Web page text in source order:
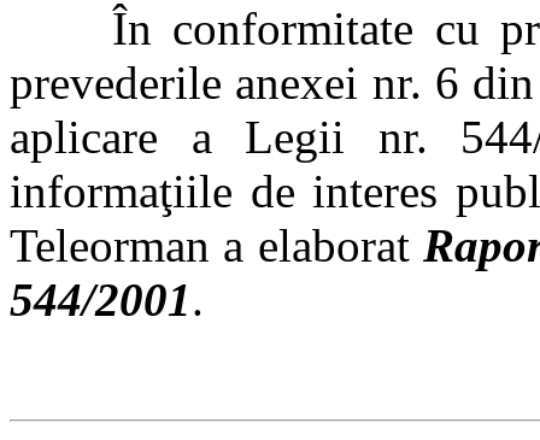
În conformitate cu
prevederile anexei nr. 6
aplicare a Legii nr.
informaţiile de interes
Teleorman a elaborat
544/2001.